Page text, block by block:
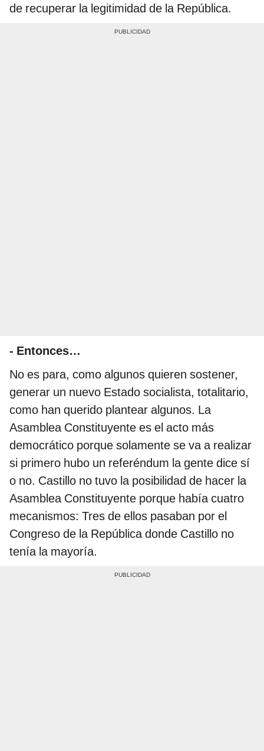
de recuperar la legitimidad de la República.
- Entonces…
No es para, como algunos quieren sostener,
generar un nuevo Estado socialista, totalitario,
como han querido plantear algunos. La
Asamblea Constituyente es el acto más
democrático porque solamente se va a realizar
si primero hubo un referéndum la gente dice sí
o no. Castillo no tuvo la posibilidad de hacer la
Asamblea Constituyente porque había cuatro
mecanismos: Tres de ellos pasaban por el
Congreso de la República donde Castillo no
tenía la mayoría.